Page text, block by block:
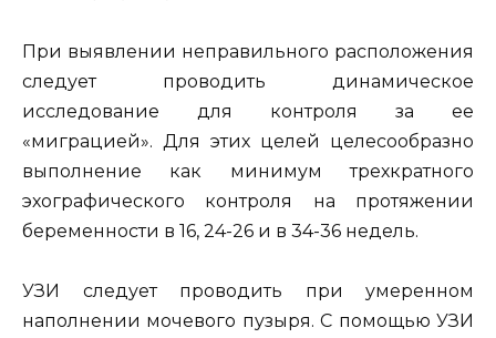
При выявлении неправильного расположения
следует проводить динамическое
исследование для контроля за ее
«миграцией». Для этих целей целесообразно
выполнение как минимум трехкратного
эхографического контроля на протяжении
беременности в 16, 24-26 и в 34-36 недель.
УЗИ следует проводить при умеренном
наполнении мочевого пузыря. С помощью УЗИ